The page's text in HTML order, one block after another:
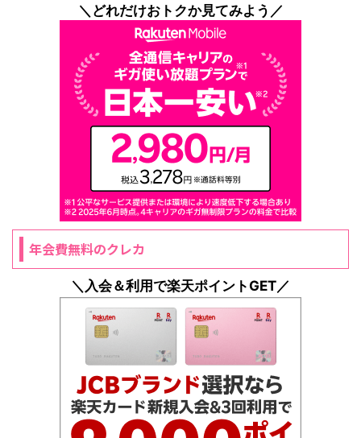
＼どれだけおトクか見てみよう／
年会費無料のクレカ
＼入会＆利用で楽天ポイントGET／